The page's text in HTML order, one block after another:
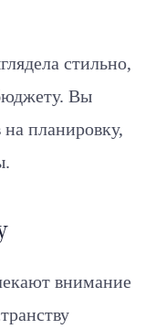
стильно,
Вы
планировку,
внимание